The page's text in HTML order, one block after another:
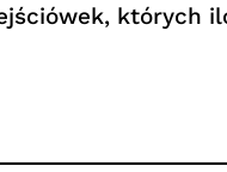
których